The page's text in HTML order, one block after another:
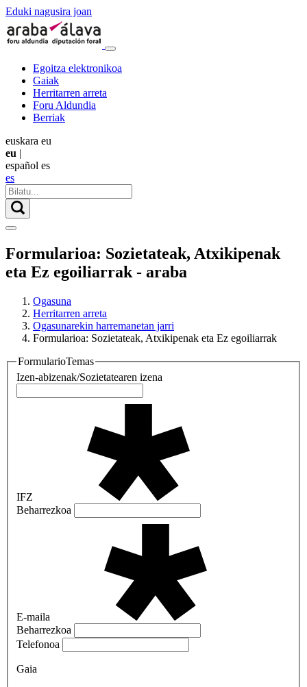
Eduki nagusira joan
Egoitza elektronikoa
Gaiak
Herritarren arreta
Foru Aldundia
Berriak
euskara eu
eu |
español es
es
Formularioa: Sozietateak, Atxikipenak
eta Ez egoiliarrak - araba
Ogasuna
Herritarren arreta
Ogasunarekin harremanetan jarri
Formularioa: Sozietateak, Atxikipenak eta Ez egoiliarrak
FormularioTemas
Izen-abizenak/Sozietatearen izena
IFZ
Beharrezkoa
E-maila
Beharrezkoa
Telefonoa
Gaia